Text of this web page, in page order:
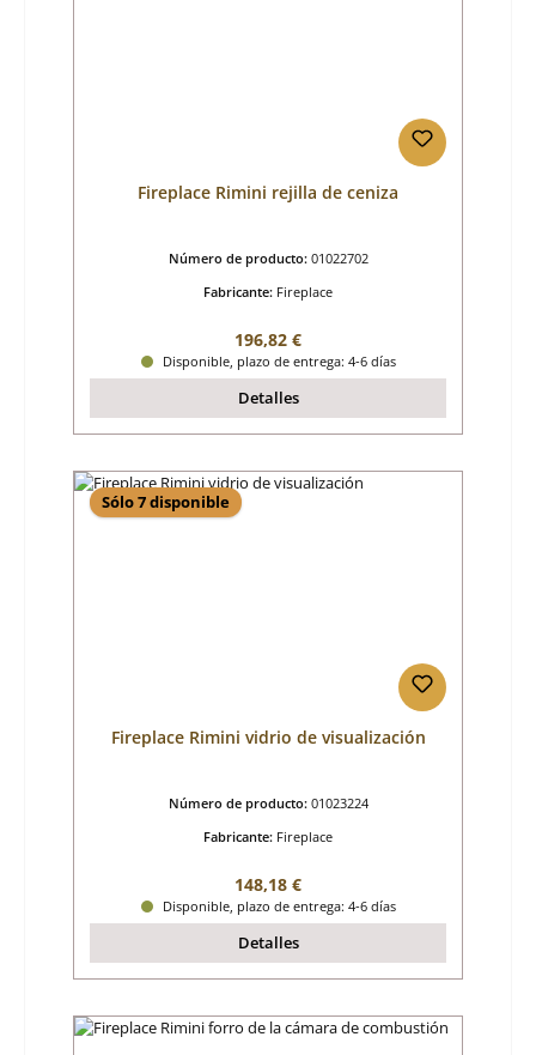
Fireplace Rimini rejilla de ceniza
Número de producto: 01022702
Fabricante: Fireplace
Precio normal:
196,82 €
Disponible, plazo de entrega: 4-6 días
Detalles
Sólo 7 disponible
Fireplace Rimini vidrio de visualización
Número de producto: 01023224
Fabricante: Fireplace
Precio normal:
148,18 €
Disponible, plazo de entrega: 4-6 días
Detalles